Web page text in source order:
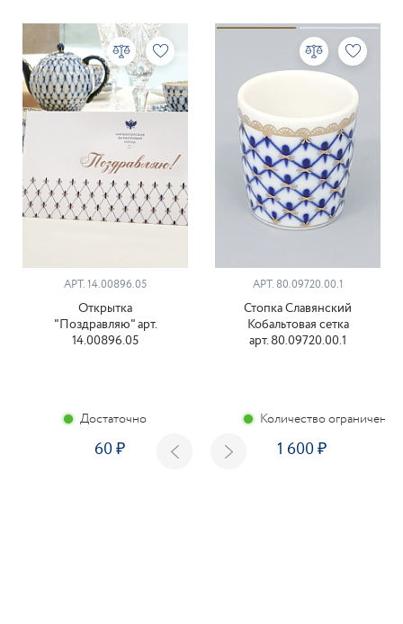
АРТ. 14.00896.05
Открытка
"Поздравляю" арт.
14.00896.05
Достаточно
60
АРТ. 80.09720.00.1
Стопка Славянский
Кобальтовая сетка
арт. 80.09720.00.1
Количество ограничено
1 600